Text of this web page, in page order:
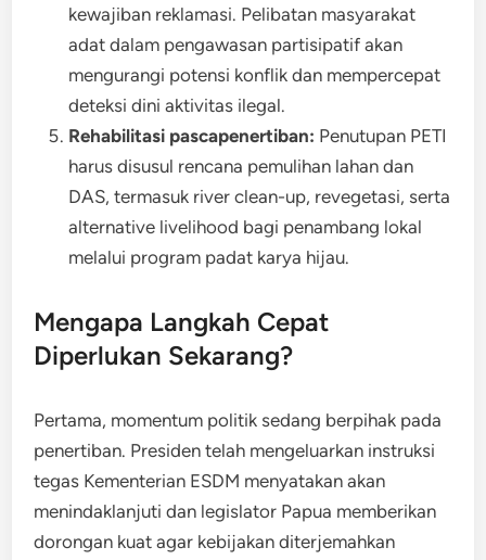
kewajiban reklamasi. Pelibatan masyarakat
adat dalam pengawasan partisipatif akan
mengurangi potensi konflik dan mempercepat
deteksi dini aktivitas ilegal.
Rehabilitasi pascapenertiban: Penutupan PETI
harus disusul rencana pemulihan lahan dan
DAS, termasuk river clean-up, revegetasi, serta
alternative livelihood bagi penambang lokal
melalui program padat karya hijau.
Mengapa Langkah Cepat
Diperlukan Sekarang?
Pertama, momentum politik sedang berpihak pada
penertiban. Presiden telah mengeluarkan instruksi
tegas Kementerian ESDM menyatakan akan
menindaklanjuti dan legislator Papua memberikan
dorongan kuat agar kebijakan diterjemahkan